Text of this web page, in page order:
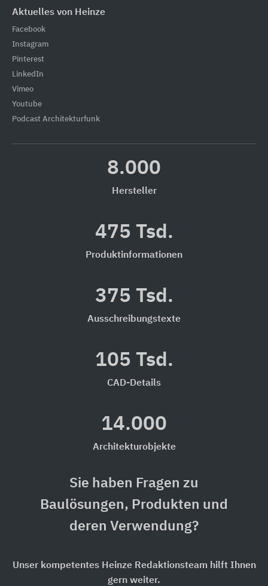
Aktuelles von Heinze
Facebook
Instagram
Pinterest
LinkedIn
Vimeo
Youtube
Podcast Architekturfunk
8.000
Hersteller
475 Tsd.
Produktinformationen
375 Tsd.
Ausschreibungstexte
105 Tsd.
CAD-Details
14.000
Architekturobjekte
Sie haben Fragen zu
Baulösungen, Produkten und
deren Verwendung?
Unser kompetentes Heinze Redaktionsteam hilft Ihnen
gern weiter.